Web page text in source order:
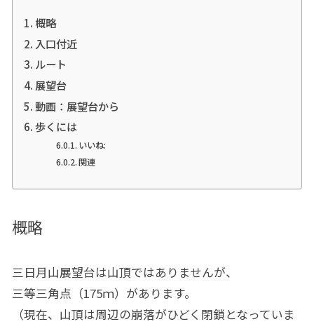
概略
入口付近
ルート
展望台
動画：展望台から
歩くには
いいね:
関連
概略
三日月山展望台は山頂ではありませんが、
三等三角点（175ｍ）があります。
（現在、山頂は周辺の崩落がひどく閉鎖となっていま